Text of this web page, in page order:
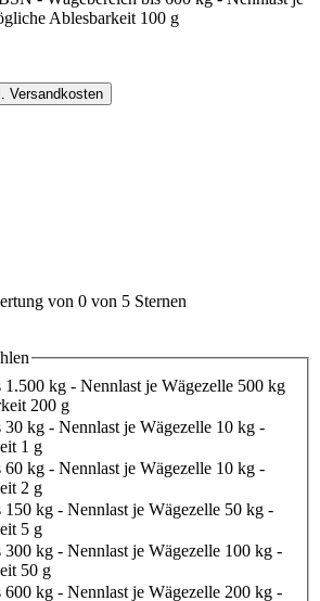
Versandkosten
von 0 von 5 Sternen
1.500 kg - Nennlast je Wägezelle 500 kg
200 g
30 kg - Nennlast je Wägezelle 10 kg -
1 g
60 kg - Nennlast je Wägezelle 10 kg -
2 g
150 kg - Nennlast je Wägezelle 50 kg -
5 g
300 kg - Nennlast je Wägezelle 100 kg -
50 g
600 kg - Nennlast je Wägezelle 200 kg -